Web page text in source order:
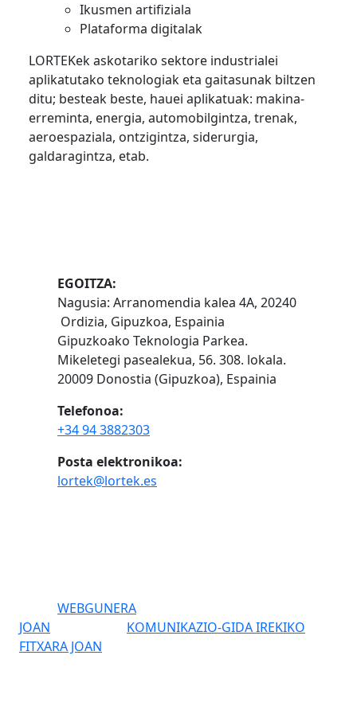
Ikusmen artifiziala
Plataforma digitalak
LORTEKek askotariko sektore industrialei
aplikatutako teknologiak eta gaitasunak biltzen
ditu; besteak beste, hauei aplikatuak: makina-
erreminta, energia, automobilgintza, trenak,
aeroespaziala, ontzigintza, siderurgia,
galdaragintza, etab.
EGOITZA:
Nagusia: Arranomendia kalea 4A, 20240
Ordizia, Gipuzkoa, Espainia
Gipuzkoako Teknologia Parkea.
Mikeletegi pasealekua, 56. 308. lokala.
20009 Donostia (Gipuzkoa), Espainia
Telefonoa:
+34 94 3882303
Posta elektronikoa:
lortek@lortek.es
WEBGUNERA
JOAN
KOMUNIKAZIO-GIDA IREKIKO
FITXARA JOAN